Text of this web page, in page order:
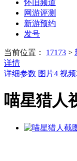
怀旧频道
网游评测
新游预约
发号
当前位置： 17173 >
详情
详细参数 图片4 视频
喵星猎人